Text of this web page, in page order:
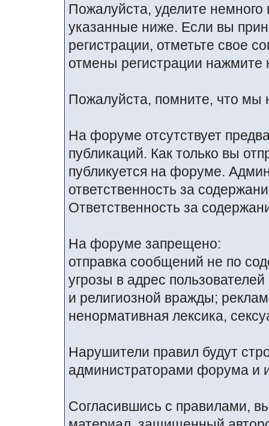
Пожалуйста, уделите немного
указанные ниже. Если вы
регистрации, отметьте свое
отмены регистрации нажмите
Пожалуйста, помните, что мы
На форуме отсутствует
публикаций. Как только вы
публикуется на форуме.
ответственность за
Ответственность за
На форуме запрещено:
отправка сообщений не по
угрозы в адрес
и религиозной вражды;
ненормативная лексика,
Нарушители правил будут
администраторами форума и
Согласившись с правилами,